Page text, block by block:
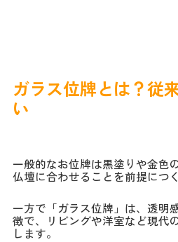
ガラス位牌とは？従
い
一般的なお位牌は黒塗りや金色
仏壇に合わせることを前提につ
一方で「ガラス位牌」は、透明
徴で、リビングや洋室など現代
します。